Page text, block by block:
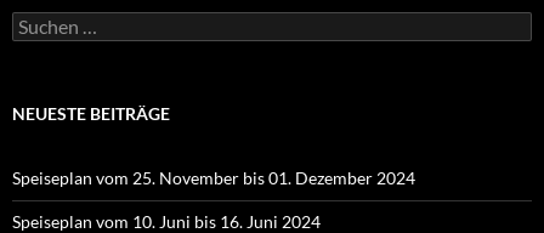
Suchen
nach:
NEUESTE BEITRÄGE
Speiseplan vom 25. November bis 01. Dezember 2024
Speiseplan vom 10. Juni bis 16. Juni 2024